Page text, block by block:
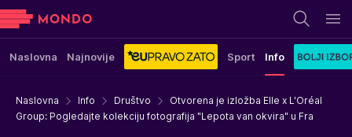
Naslovna Najnovije Sport Info
Naslovna Info Društvo
Otvorena je izložba Elle x L'Oréal
Group: Pogledajte kolekciju fotografija "Lepota van okvira" u Fra